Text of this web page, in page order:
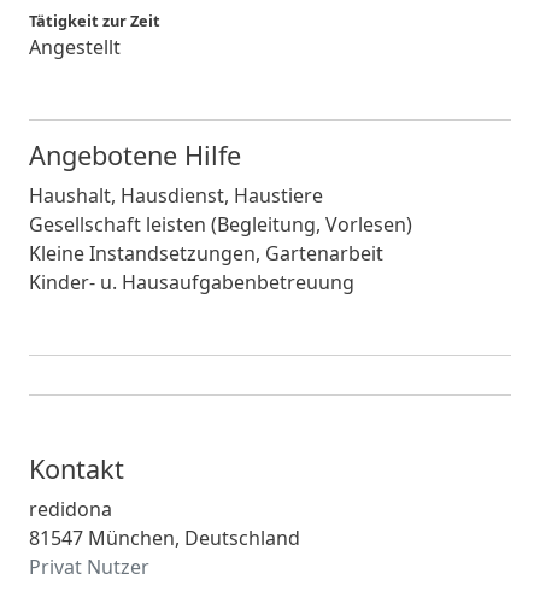
Tätigkeit zur Zeit
Angestellt
Angebotene Hilfe
Haushalt, Hausdienst, Haustiere
Gesellschaft leisten (Begleitung, Vorlesen)
Kleine Instandsetzungen, Gartenarbeit
Kinder- u. Hausaufgabenbetreuung
Kontakt
redidona
81547 München, Deutschland
Privat Nutzer